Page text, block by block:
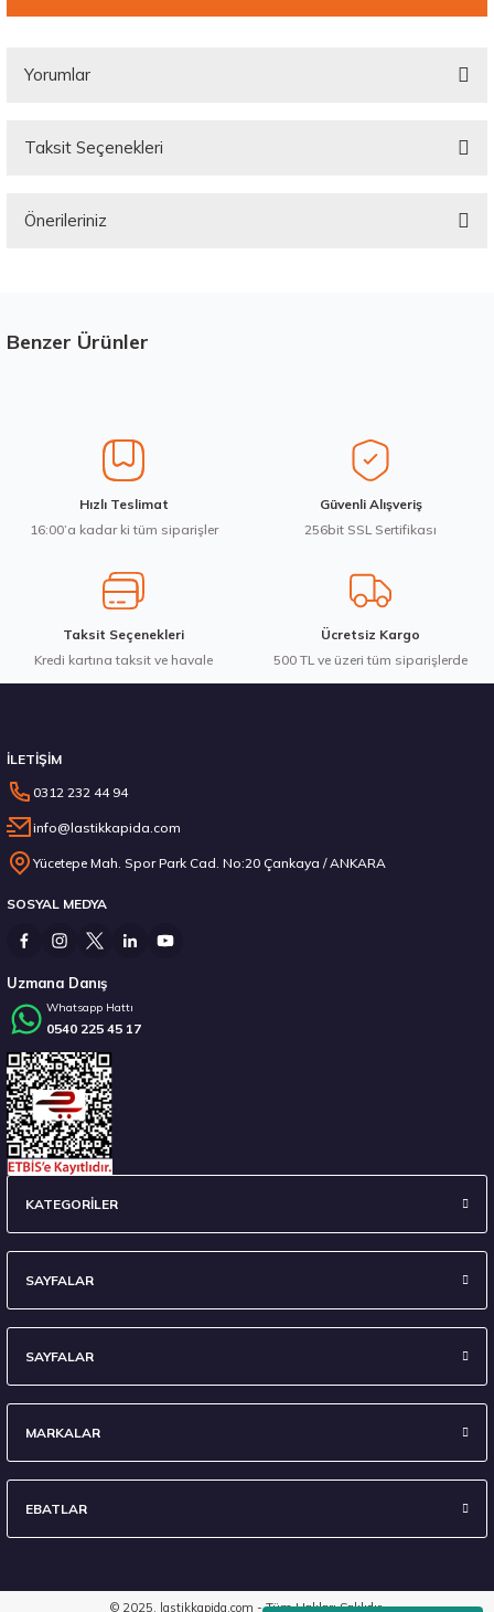
Yorumlar
Taksit Seçenekleri
Önerileriniz
Görüş ve önerileriniz için teşekkür ederiz.
Ürün bilgilerinde hatalar bulunuyor.
Ürün fiyatı diğer sitelerden daha pahalı.
Bu ürüne benzer farklı alternatifler olmalı.
Benzer Ürünler
Hankook 205/65R16C 107/105T VanTRa LT RA18 Yaz 2026
6.792,50 ₺
Stokta 12 Adet
Kumho 255/30R20 92Y XL Ecsta PS72 S Yaz 2026
Hızlı Teslimat
16:00’a kadar ki tüm siparişler
Güvenli Alışveriş
256bit SSL Sertifikası
Taksit Seçenekleri
Kredi kartına taksit ve havale
Ücretsiz Kargo
500 TL ve üzeri tüm siparişlerde
İLETİŞİM
0312 232 44 94
info@lastikkapida.com
Yücetepe Mah. Spor Park Cad. No:20 Çankaya / ANKARA
SOSYAL MEDYA
Uzmana Danış
Whatsapp Hattı
0540 225 45 17
KATEGORİLER
SAYFALAR
SAYFALAR
MARKALAR
EBATLAR
© 2025, lastikkapida.com - Tüm Hakları Saklıdır.